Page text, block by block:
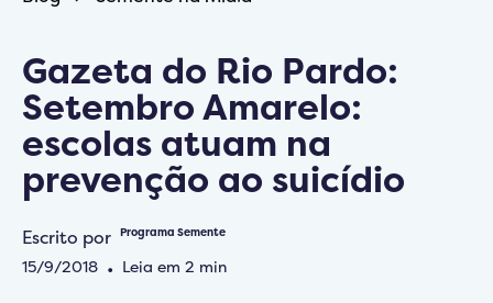
Gazeta do Rio Pardo:
Setembro Amarelo:
escolas atuam na
prevenção ao suicídio
Escrito por Programa Semente
15/9/2018 • Leia em 2 min